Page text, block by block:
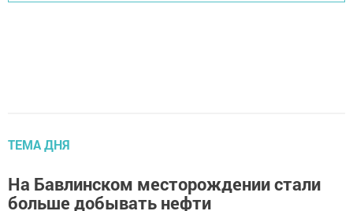
ТЕМА ДНЯ
На Бавлинском месторождении стали
больше добывать нефти